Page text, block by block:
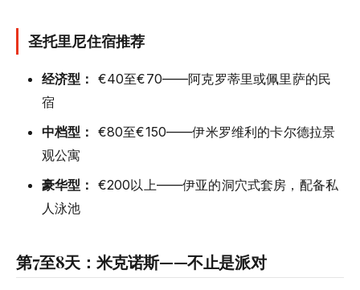
圣托里尼住宿推荐
经济型： €40至€70——阿克罗蒂里或佩里萨的民
宿
中档型： €80至€150——伊米罗维利的卡尔德拉景
观公寓
豪华型： €200以上——伊亚的洞穴式套房，配备私
人泳池
第7至8天：米克诺斯——不止是派对